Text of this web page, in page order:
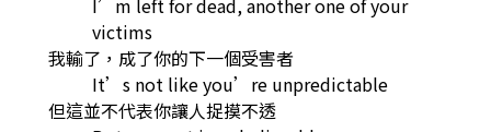
I’m left for dead, another one of your
victims
我輸了，成了你的下一個受害者
It’s not like you’re unpredictable
但這並不代表你讓人捉摸不透